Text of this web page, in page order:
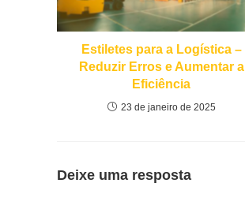
Estiletes para a Logística –
Reduzir Erros e Aumentar a
Eficiência
23 de janeiro de 2025
Deixe uma resposta